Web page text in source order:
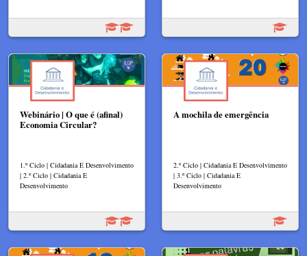
Webinário | O que é (afinal)
Economia Circular?
1.º Ciclo | Cidadania E Desenvolvimento
| 2.º Ciclo | Cidadania E
Desenvolvimento
A mochila de emergência
2.º Ciclo | Cidadania E Desenvolvimento
| 3.º Ciclo | Cidadania E
Desenvolvimento